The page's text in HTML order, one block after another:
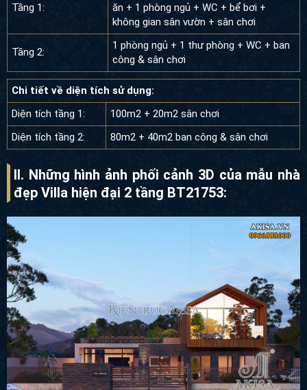
Tầng 1:
ăn + 1 phòng ngủ + WC + bể bơi +
không gian sân vườn + sân chơi
Tầng 2:
1 phòng ngủ + 1 thư phòng + WC + ban
công & sân chơi
Chi tiết về diện tích sử dụng:
Diện tích tầng 1:
100m2 + 20m2 sân chơi
Diện tích tầng 2:
80m2 + 40m2 ban công & sân chơi
II. Những hình ảnh phối cảnh 3D của mẫu nhà
đẹp Villa hiện đại 2 tầng BT21753: